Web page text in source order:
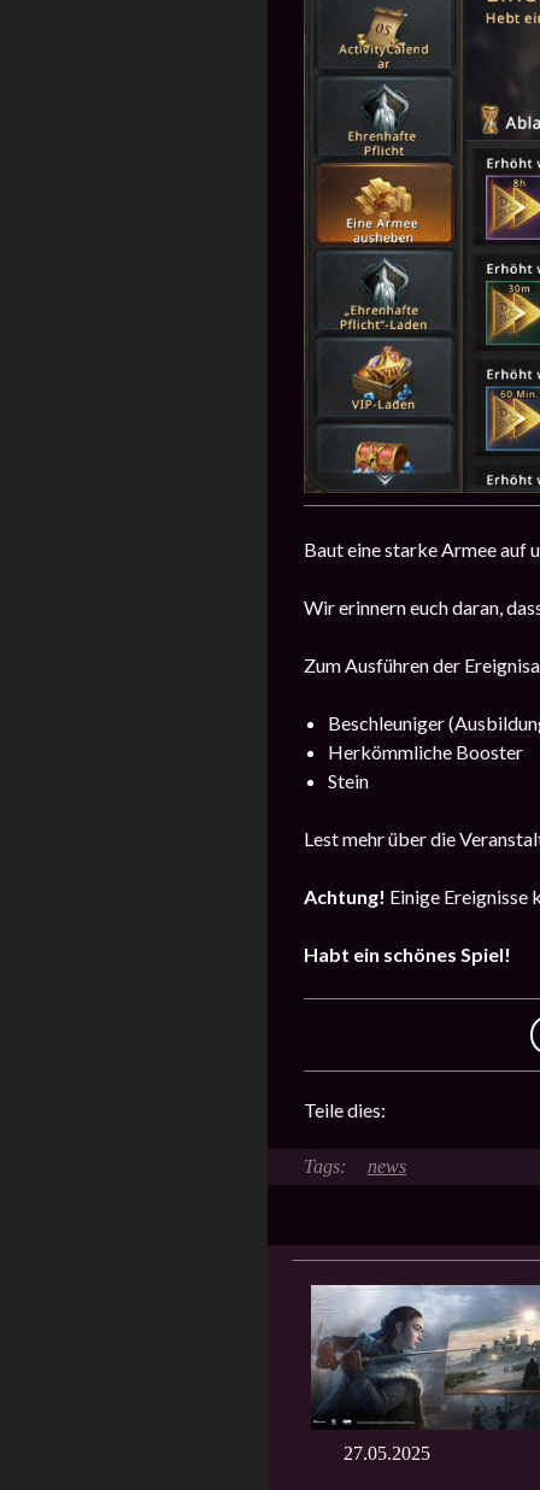
Baut eine starke Armee auf
Wir erinnern euch daran,
Zum Ausführen der
Beschleuniger
Herkömmliche Booster
Stein
Lest mehr über die
Achtung! Einige Ereignisse
Habt ein schönes Spiel!
Teile dies:
news
27.05.2025